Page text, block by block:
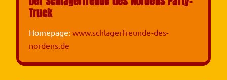
Truck
Homepage: www.schlagerfreunde-des-
nordens.de